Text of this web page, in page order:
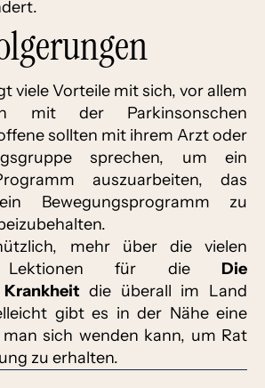
viele Vorteile mit sich, vor allem
mit der Parkinsonschen
sollten mit ihrem Arzt oder
sprechen, um ein
auszuarbeiten, das
Bewegungsprogramm zu
mehr über die vielen
Lektionen für die Die
Krankheit die überall im Land
gibt es in der Nähe eine
sich wenden kann, um Rat
zu erhalten.